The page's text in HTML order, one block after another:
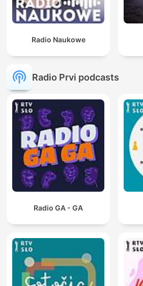
Radio Naukowe
Radio Prvi podcasts
Radio GA - GA